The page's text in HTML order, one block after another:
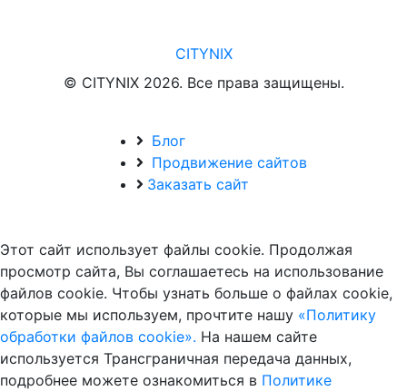
CITYNIX
© CITYNIX 2026. Все права защищены.
Блог
Продвижение сайтов
Заказать сайт
Этот сайт использует файлы cookie. Продолжая
просмотр сайта, Вы соглашаетесь на использование
файлов cookie. Чтобы узнать больше о файлах cookie,
которые мы используем, прочтите нашу «Политику
обработки файлов cookie». На нашем сайте
используется Трансграничная передача данных,
подробнее можете ознакомиться в Политике